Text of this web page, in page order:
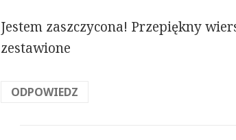
Jestem zaszczycona! Przepiękny
zestawione
ODPOWIEDZ